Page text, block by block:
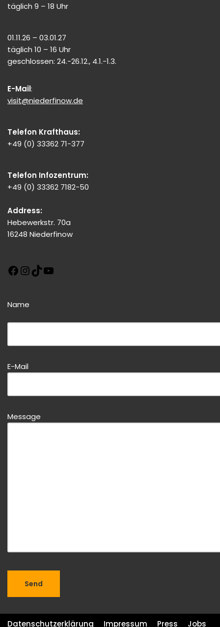
täglich 9 – 18 Uhr
01.11.26 – 03.01.27
täglich 10 – 16 Uhr
geschlossen: 24.-26.12., 4.1.-1.3.
E-Mail:
visit@niederfinow.de
Telefon Krafthaus:
+49 (0) 33362 71-377
Telefon Infozentrum:
+49 (0) 33362 7182-50
Address:
Hebewerkstr. 70a
16248 Niederfinow
Name
Bitte dieses Feld leer lassen!
Bitte dieses Feld leer lassen!
E-Mail
Message
Datenschutzerklärung Impressum Press Jobs